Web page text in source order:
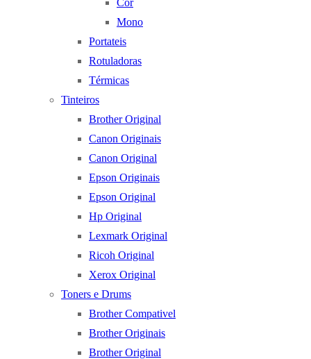
Cor
Mono
Portateis
Rotuladoras
Térmicas
Tinteiros
Brother Original
Canon Originais
Canon Original
Epson Originais
Epson Original
Hp Original
Lexmark Original
Ricoh Original
Xerox Original
Toners e Drums
Brother Compativel
Brother Originais
Brother Original